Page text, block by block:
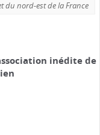
du nord-est de la France
inédite de